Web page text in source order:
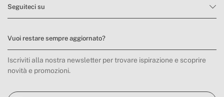
Seguiteci su
Vuoi restare sempre aggiornato?
Iscriviti alla nostra newsletter per trovare ispirazione e scoprire
novità e promozioni.